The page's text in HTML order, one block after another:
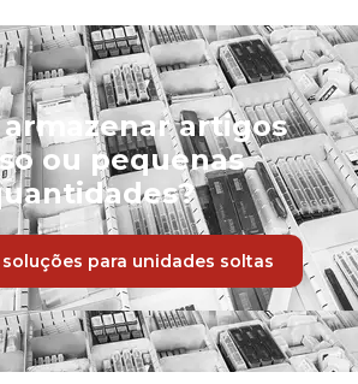
artigos
ou pequenas
soluções para unidades soltas